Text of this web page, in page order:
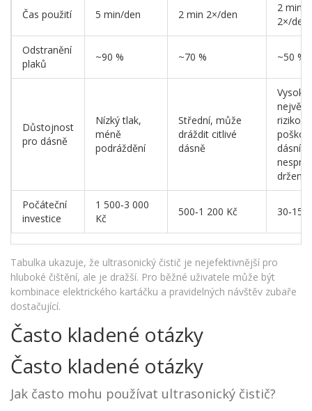
Čas použití 5 min/den 2 min 2×/den
2 min
2×/den
Odstranění
plaků
~90 % ~70 % ~50 %
Důstojnost
pro dásně
Nízký tlak,
méně
podráždění
Střední, může
dráždit citlivé
dásně
Vysoký,
největší
riziko
dásní
držení
Počáteční
investice
1 500‑3 000
Kč
500‑1 200 Kč 30‑150
Tabulka ukazuje, že ultrasonický čistič je nejefektivnější pro
hluboké čištění, ale je dražší. Pro běžné uživatele může být
kombinace elektrického kartáčku a pravidelných návštěv zubaře
dostačující.
Často kladené otázky
Často kladené otázky
Jak často mohu používat ultrasonický čistič?